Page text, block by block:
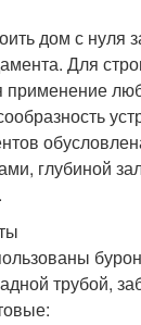
дом с нуля
Для
применение
глубиной
трубой,